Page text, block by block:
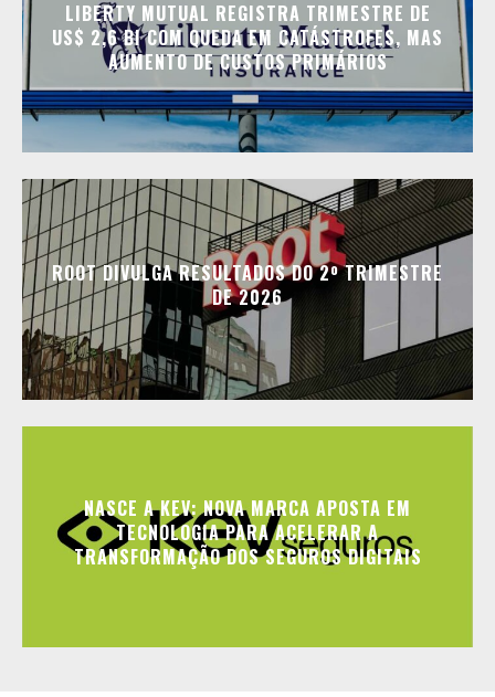
LIBERTY MUTUAL REGISTRA TRIMESTRE DE
US$ 2,6 BI COM QUEDA EM CATÁSTROFES, MAS
AUMENTO DE CUSTOS PRIMÁRIOS
ROOT DIVULGA RESULTADOS DO 2º TRIMESTRE
DE 2026
NASCE A KEV: NOVA MARCA APOSTA EM
TECNOLOGIA PARA ACELERAR A
TRANSFORMAÇÃO DOS SEGUROS DIGITAIS